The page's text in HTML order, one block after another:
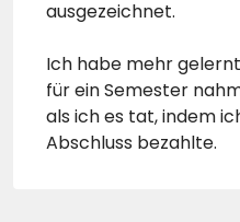
ausgezeichnet.
Ich habe mehr
für ein Semester
als ich es tat, indem
Abschluss bezahlte.